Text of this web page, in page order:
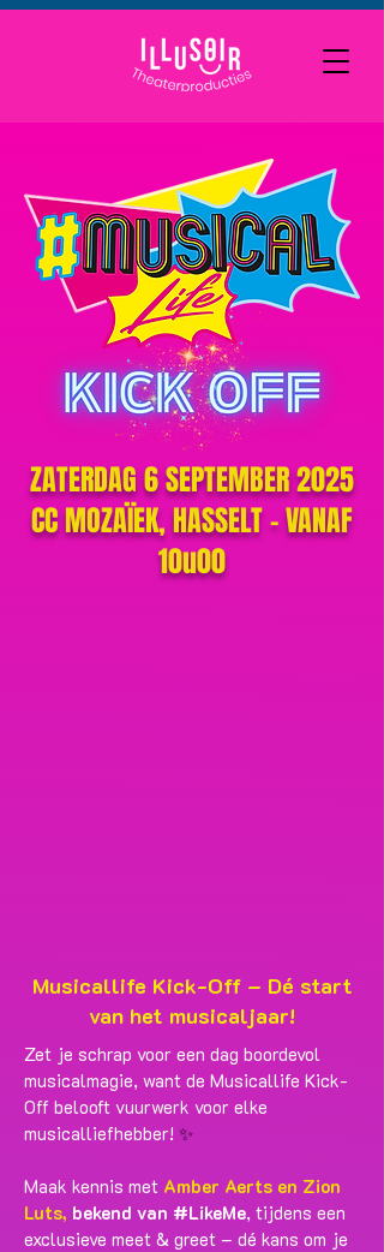
ZATERDAG 6 SEPTEMBER 2025
CC MOZAÏEK, HASSELT - VANAF
10u00
Musicallife Kick-Off – Dé start
van het musicaljaar!
Zet je schrap voor een dag boordevol
musicalmagie, want de Musicallife Kick-
Off belooft vuurwerk voor elke
musicalliefhebber! ✨
Maak kennis met Amber Aerts en Zion
Luts, bekend van #LikeMe, tijdens een
exclusieve meet & greet – dé kans om je